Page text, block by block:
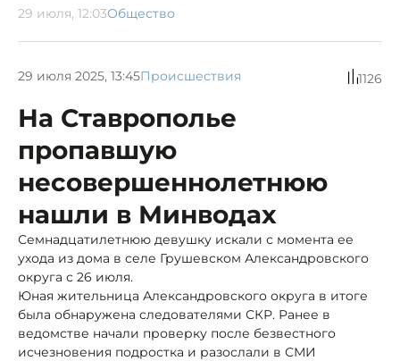
29 июля, 12:03Общество
29 июля 2025, 13:45Происшествия 1126
На Ставрополье
пропавшую
несовершеннолетнюю
нашли в Минводах
Семнадцатилетнюю девушку искали с момента ее
ухода из дома в селе Грушевском Александровского
округа с 26 июля.
Юная жительница Александровского округа в итоге
была обнаружена следователями СКР. Ранее в
ведомстве начали проверку после безвестного
исчезновения подростка и разослали в СМИ